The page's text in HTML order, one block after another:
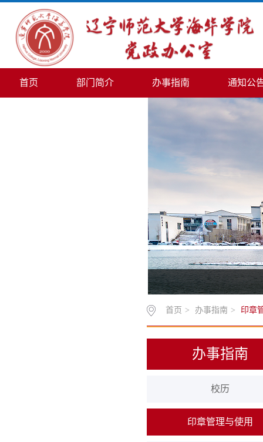
首页 部门简介 办事指南 通知公
首页 > 办事指南 > 印章
办事指南
校历
印章管理与使用